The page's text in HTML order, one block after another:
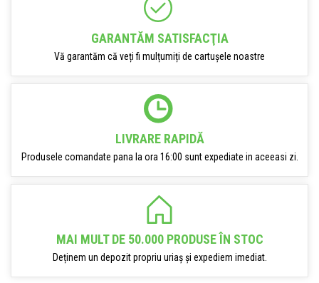
GARANTĂM SATISFACŢIA
Vă garantăm că veți fi mulțumiți de cartușele noastre
LIVRARE RAPIDĂ
Produsele comandate pana la ora 16:00 sunt expediate in aceeasi zi.
MAI MULT DE 50.000 PRODUSE ÎN STOC
Deținem un depozit propriu uriaș și expediem imediat.